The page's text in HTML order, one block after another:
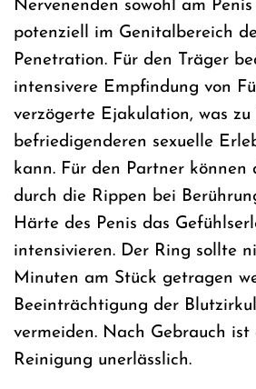
Nervenenden sowohl am
potenziell im Genitalbereich
Penetration. Für den Träger
intensivere Empfindung von
verzögerte Ejakulation, was zu
befriedigenderen sexuelle
kann. Für den Partner können
durch die Rippen bei
Härte des Penis das
intensivieren. Der Ring sollte
Minuten am Stück getragen
Beeinträchtigung der
vermeiden. Nach Gebrauch ist
Reinigung unerlässlich.